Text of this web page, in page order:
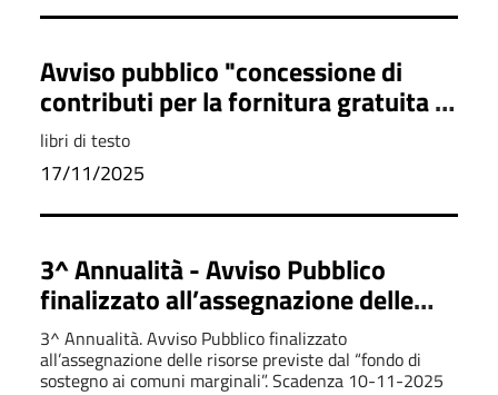
Avviso pubblico "concessione di
contributi per la fornitura gratuita o
semigratuita dei libri di testo - anno
scolastico 2025/2026".
libri di testo
17/11/2025
3^ Annualità - Avviso Pubblico
finalizzato all’assegnazione delle
risorse previste dal “Fondo di
sostegno ai comuni marginali”.
3^ Annualità. Avviso Pubblico finalizzato
all’assegnazione delle risorse previste dal “fondo di
sostegno ai comuni marginali”. Scadenza 10-11-2025